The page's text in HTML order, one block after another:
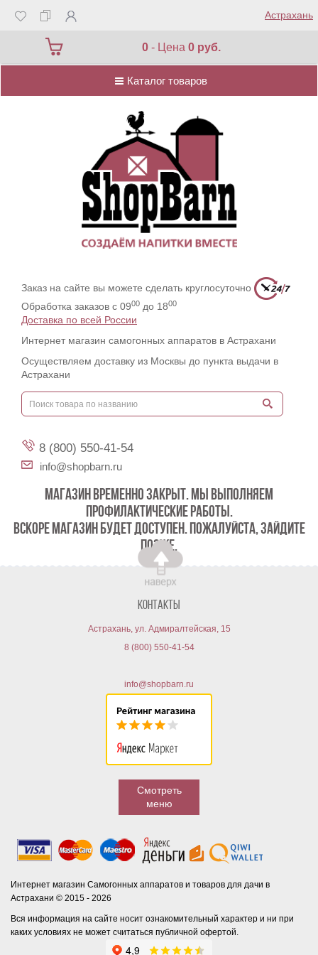
Астрахань
0 - Цена0 руб.
Каталог товаров
Каталог товаров
Заказ на сайте вы можете сделать круглосуточно
Обработка заказов с 0900 до 1800
Доставка по всей России
Интернет магазин самогонных аппаратов в Астрахани
Осуществляем доставку из Москвы до пункта выдачи в
Астрахани
8 (800) 550-41-54
info@shopbarn.ru
МАГАЗИН ВРЕМЕННО ЗАКРЫТ. МЫ ВЫПОЛНЯЕМ
ПРОФИЛАКТИЧЕСКИЕ РАБОТЫ.
ВСКОРЕ МАГАЗИН БУДЕТ ДОСТУПЕН. ПОЖАЛУЙСТА, ЗАЙДИТЕ
ПОЗЖЕ.
Контакты
Астрахань, ул. Адмиралтейская, 15
8 (800) 550-41-54
info@shopbarn.ru
Смотреть
меню
Интернет магазин Самогонных аппаратов и товаров для дачи в
Астрахани © 2015 - 2026
Вся информация на сайте носит ознакомительный характер и ни при
каких условиях не может считаться публичной офертой.